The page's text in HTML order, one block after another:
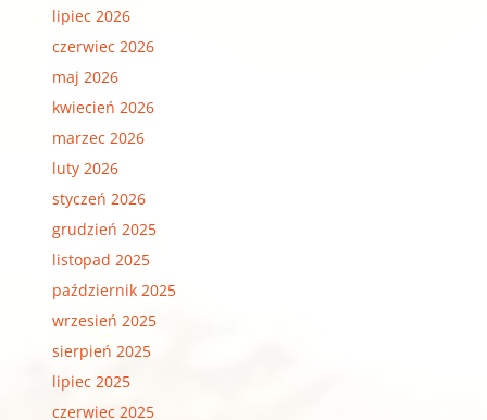
lipiec 2026
czerwiec 2026
maj 2026
kwiecień 2026
marzec 2026
luty 2026
styczeń 2026
grudzień 2025
listopad 2025
październik 2025
wrzesień 2025
sierpień 2025
lipiec 2025
czerwiec 2025